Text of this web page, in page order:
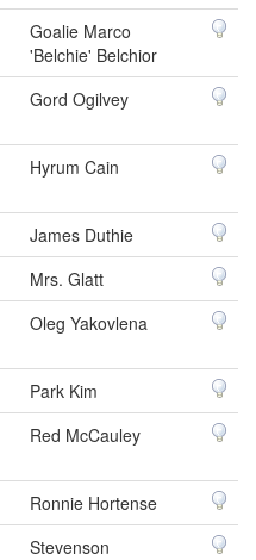
Goalie Marco
'Belchie' Belchior
Gord Ogilvey
Hyrum Cain
James Duthie
Mrs. Glatt
Oleg Yakovlena
Park Kim
Red McCauley
Ronnie Hortense
Stevenson